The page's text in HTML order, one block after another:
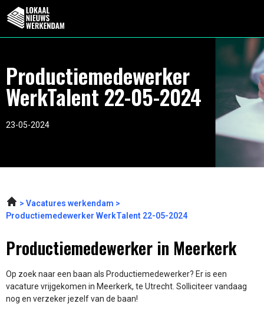
Productiemedewerker
WerkTalent 22-05-2024
23-05-2024
Vacatures werkendam
Productiemedewerker WerkTalent 22-05-2024
Productiemedewerker in Meerkerk
Op zoek naar een baan als Productiemedewerker? Er is een
vacature vrijgekomen in Meerkerk, te Utrecht. Solliciteer vandaag
nog en verzeker jezelf van de baan!